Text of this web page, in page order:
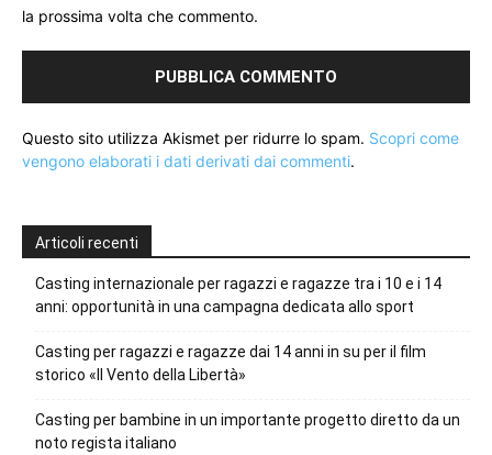
la prossima volta che commento.
Questo sito utilizza Akismet per ridurre lo spam. Scopri come
vengono elaborati i dati derivati dai commenti.
Articoli recenti
Casting internazionale per ragazzi e ragazze tra i 10 e i 14
anni: opportunità in una campagna dedicata allo sport
Casting per ragazzi e ragazze dai 14 anni in su per il film
storico «Il Vento della Libertà»
Casting per bambine in un importante progetto diretto da un
noto regista italiano